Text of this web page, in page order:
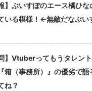
】ぶいすぽのエース橘ひ
いる模様！←無敵だなぶい
問】Vtuberってもうタレン
箱（事務所）』の優劣で語
ね？